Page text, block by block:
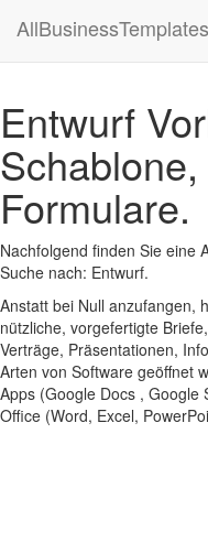
Entwurf
Formulare.
Nachfolgend finden Sie eine
Suche nach: Entwurf.
Anstatt bei Null anzufangen,
nützliche, vorgefertigte
Verträge, Präsentationen,
Arten von Software geöffnet
Apps (Google Docs , Google
Office (Word, Excel,